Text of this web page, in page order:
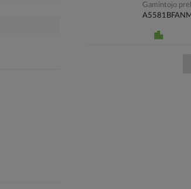
Gamintojo
A5581BFANM